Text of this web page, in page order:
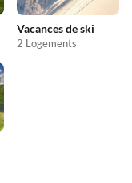
Vacances de ski
2 Logements